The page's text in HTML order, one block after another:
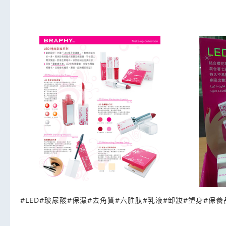
#LED#玻尿酸#保濕#去角質#六胜肽#乳液#卸妝#塑身#保養